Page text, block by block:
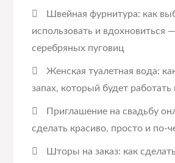
Швейная фурнитура: как
использовать и вдохновиться
серебряных пуговиц
Женская туалетная вода:
запах, который будет работать
Приглашение на свадьбу
сделать красиво, просто и по-
Шторы на заказ: как